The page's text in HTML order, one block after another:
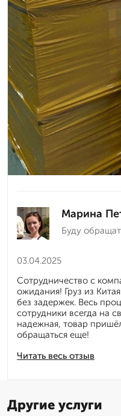
Марина
Буду
03.04.2025
Читать весь отзыв
Сотрудничество с
ожидания! Груз из
без задержек. Весь
сотрудники всегда на
надежная, товар
обращаться еще!
Другие услуги